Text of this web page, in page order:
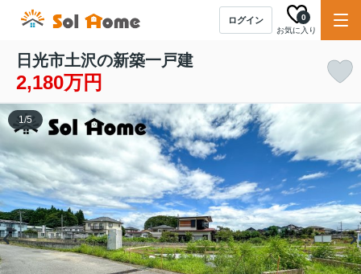
ログイン
お気に入り
0
日光市土沢の新築一戸建
2,180万円
1/5